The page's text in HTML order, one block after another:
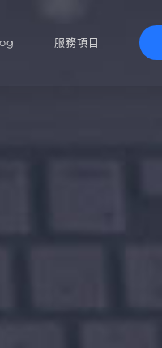
服務項目